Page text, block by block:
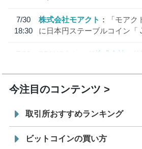
7/30
18:30
株式会社モアクト
「モア
に日本円ステーブルコイン「
7/29
SBI VCトレード株式会社
今注目のコンテンツ
取引所おすすめランキング
ビットコインの買い方